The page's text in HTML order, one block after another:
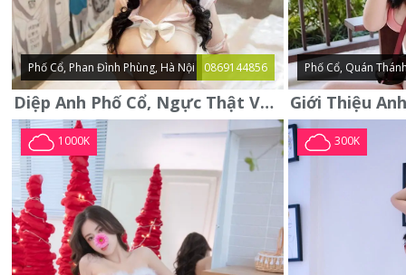
Phố Cổ, Phan Đình Phùng, Hà Nội 0869144856
Diệp Anh Phố Cổ, Ngực Thật Vú To Thơm Tho Quyến Rũ
Phố Cổ, Quán
1000K 300K